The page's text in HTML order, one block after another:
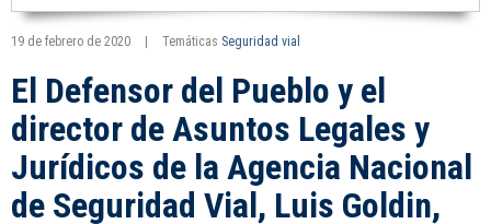
19 de febrero de 2020 Temáticas Seguridad vial
El Defensor del Pueblo y el
director de Asuntos Legales y
Jurídicos de la Agencia Nacional
de Seguridad Vial, Luis Goldin,